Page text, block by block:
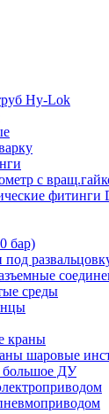
Hy-Lok
с
фитинги
бар)
среды
краны
шаровые
ДУ